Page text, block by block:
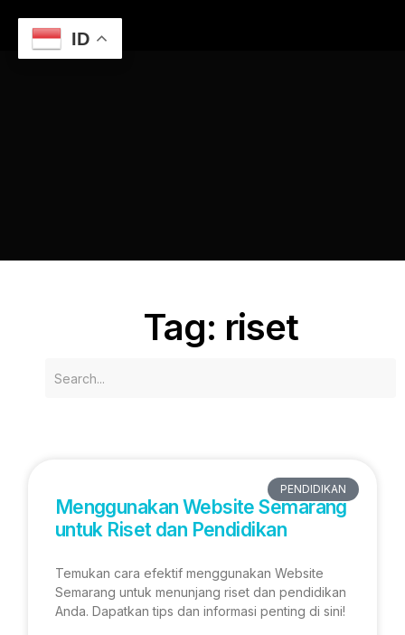
Tag: riset
PENDIDIKAN
Menggunakan Website Semarang
untuk Riset dan Pendidikan
Temukan cara efektif menggunakan Website
Semarang untuk menunjang riset dan pendidikan
Anda. Dapatkan tips dan informasi penting di sini!
ID